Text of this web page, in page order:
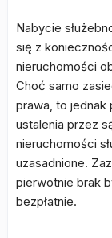
Nabycie
się z
nieruchomości
Choć samo
prawa, to jednak
ustalenia przez
nieruchomości
uzasadnione.
pierwotnie brak
bezpłatnie.